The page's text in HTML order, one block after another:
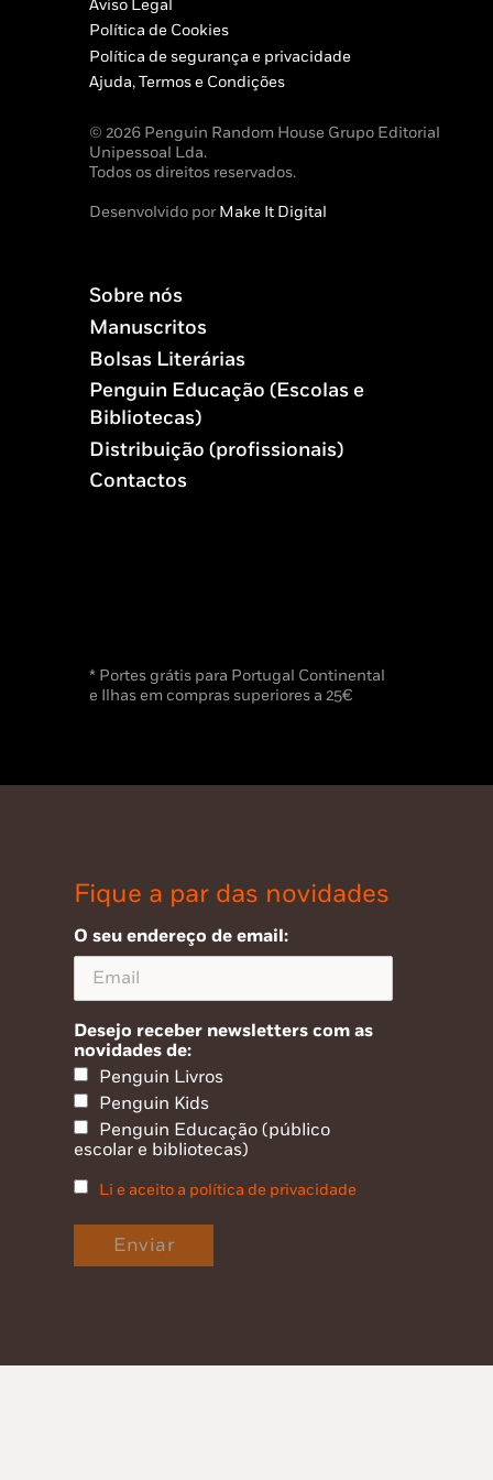
Aviso Legal
Política de Cookies
Política de segurança e privacidade
Ajuda, Termos e Condições
© 2026 Penguin Random House Grupo Editorial
Unipessoal Lda.
Todos os direitos reservados.
Desenvolvido porMake It Digital
Sobre nós
Manuscritos
Bolsas Literárias
Penguin Educação (Escolas e
Bibliotecas)
Distribuição (profissionais)
Contactos
* Portes grátis para Portugal Continental
e Ilhas em compras superiores a 25€
Fique a par das novidades
O seu endereço de email:
Desejo receber newsletters com as
novidades de:
Penguin Livros
Penguin Kids
Penguin Educação (público
escolar e bibliotecas)
Li e aceito a política de privacidade